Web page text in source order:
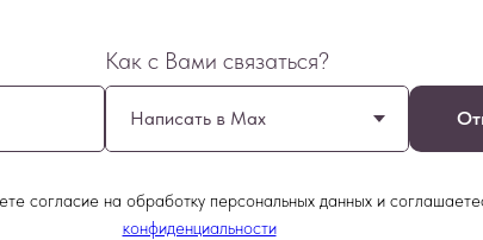
Как с Вами связаться?
согласие на обработку персональных данных и
конфиденциальности